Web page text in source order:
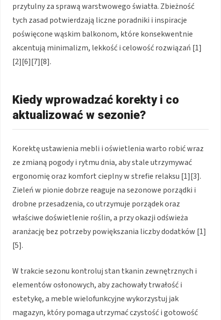
przytulny za sprawą warstwowego światła. Zbieżność
tych zasad potwierdzają liczne poradniki i inspiracje
poświęcone wąskim balkonom, które konsekwentnie
akcentują minimalizm, lekkość i celowość rozwiązań [1]
[2][6][7][8].
Kiedy wprowadzać korekty i co
aktualizować w sezonie?
Korektę ustawienia mebli i oświetlenia warto robić wraz
ze zmianą pogody i rytmu dnia, aby stale utrzymywać
ergonomię oraz komfort cieplny w strefie relaksu [1][3].
Zieleń w pionie dobrze reaguje na sezonowe porządki i
drobne przesadzenia, co utrzymuje porządek oraz
właściwe doświetlenie roślin, a przy okazji odświeża
aranżację bez potrzeby powiększania liczby dodatków [1]
[5].
W trakcie sezonu kontroluj stan tkanin zewnętrznych i
elementów osłonowych, aby zachowały trwałość i
estetykę, a meble wielofunkcyjne wykorzystuj jak
magazyn, który pomaga utrzymać czystość i gotowość